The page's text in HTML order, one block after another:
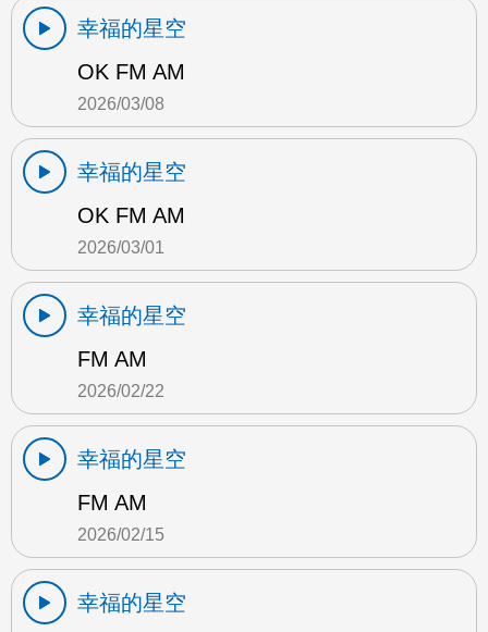
幸福的星空
OK FM AM
2026/03/08
幸福的星空
OK FM AM
2026/03/01
幸福的星空
FM AM
2026/02/22
幸福的星空
FM AM
2026/02/15
幸福的星空